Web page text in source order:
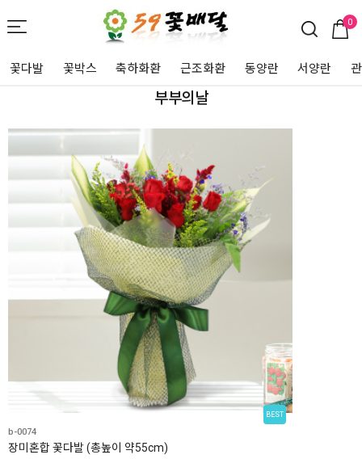
0
꽃다발 꽃박스 축하화환 근조화환 동양란 서양란
부부의날
BEST
b-0074
장미혼합 꽃다발 (총높이 약55cm)